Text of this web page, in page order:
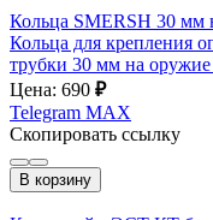
Кольца SMERSH 30 мм
Кольца для крепления
трубки 30 мм на оружие
Цена: 690 ₽
Telegram MAX
Скопировать ссылку
В корзину